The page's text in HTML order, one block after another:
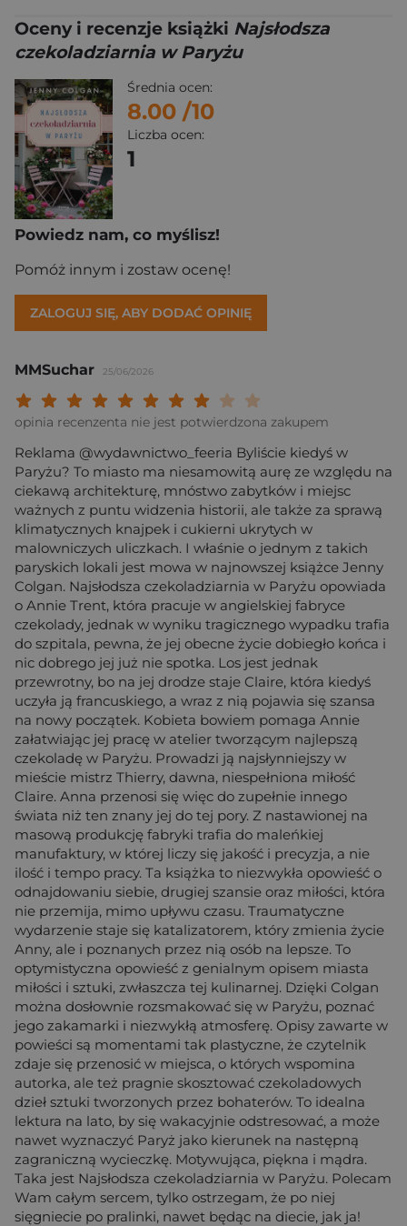
Oceny i recenzje książki Najsłodsza
czekoladziarnia w Paryżu
Średnia ocen:
8.00 /10
Liczba ocen:
1
Powiedz nam, co myślisz!
Pomóż innym i zostaw ocenę!
ZALOGUJ SIĘ, ABY DODAĆ OPINIĘ
MMSuchar 25/06/2026
Twoja ocena:
Twoja ocena: Wybitna 9/
Twoja ocena: Rewelacyjna 8/
Twoja ocena: Bardzo dobra 7/10"
Twoja ocena: Dobra 6/10"
Twoja ocena: Przeciętna 5/10"
Twoja ocena: Może być 4/10"
Twoja ocena: Słaba 3/10"
Twoja ocena: Bardzo słaba 2/10"
Twoja ocena: Beznadziejna 1/10"
opinia recenzenta nie jest potwierdzona zakupem
Reklama @wydawnictwo_feeria Byliście kiedyś w
Paryżu? To miasto ma niesamowitą aurę ze względu na
ciekawą architekturę, mnóstwo zabytków i miejsc
ważnych z puntu widzenia historii, ale także za sprawą
klimatycznych knajpek i cukierni ukrytych w
malowniczych uliczkach. I właśnie o jednym z takich
paryskich lokali jest mowa w najnowszej książce Jenny
Colgan. Najsłodsza czekoladziarnia w Paryżu opowiada
o Annie Trent, która pracuje w angielskiej fabryce
czekolady, jednak w wyniku tragicznego wypadku trafia
do szpitala, pewna, że jej obecne życie dobiegło końca i
nic dobrego jej już nie spotka. Los jest jednak
przewrotny, bo na jej drodze staje Claire, która kiedyś
uczyła ją francuskiego, a wraz z nią pojawia się szansa
na nowy początek. Kobieta bowiem pomaga Annie
załatwiając jej pracę w atelier tworzącym najlepszą
czekoladę w Paryżu. Prowadzi ją najsłynniejszy w
mieście mistrz Thierry, dawna, niespełniona miłość
Claire. Anna przenosi się więc do zupełnie innego
świata niż ten znany jej do tej pory. Z nastawionej na
masową produkcję fabryki trafia do maleńkiej
manufaktury, w której liczy się jakość i precyzja, a nie
ilość i tempo pracy. Ta książka to niezwykła opowieść o
odnajdowaniu siebie, drugiej szansie oraz miłości, która
nie przemija, mimo upływu czasu. Traumatyczne
wydarzenie staje się katalizatorem, który zmienia życie
Anny, ale i poznanych przez nią osób na lepsze. To
optymistyczna opowieść z genialnym opisem miasta
miłości i sztuki, zwłaszcza tej kulinarnej. Dzięki Colgan
można dosłownie rozsmakować się w Paryżu, poznać
jego zakamarki i niezwykłą atmosferę. Opisy zawarte w
powieści są momentami tak plastyczne, że czytelnik
zdaje się przenosić w miejsca, o których wspomina
autorka, ale też pragnie skosztować czekoladowych
dzieł sztuki tworzonych przez bohaterów. To idealna
lektura na lato, by się wakacyjnie odstresować, a może
nawet wyznaczyć Paryż jako kierunek na następną
zagraniczną wycieczkę. Motywująca, piękna i mądra.
Taka jest Najsłodsza czekoladziarnia w Paryżu. Polecam
Wam całym sercem, tylko ostrzegam, że po niej
sięgniecie po pralinki, nawet będąc na diecie, jak ja!